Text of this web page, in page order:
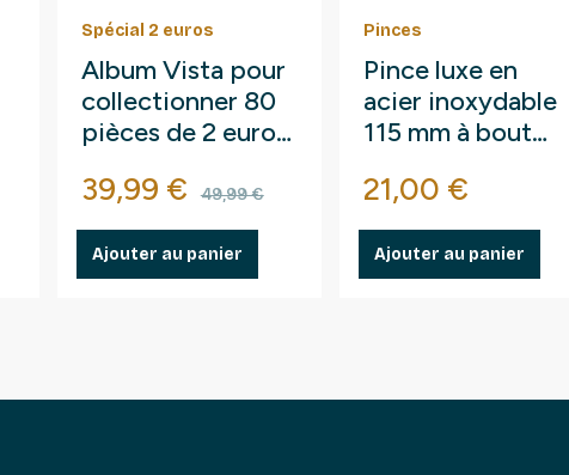
Spécial 2 euros
Album Vista pour
collectionner 80
pièces de 2 euros
Prix
39,99 € Prix de base
49,99 €
Ajouter au panier
Pinces
Pince luxe en
acier inoxydable
115 mm à bout
Prix
21,00 €
Ajouter au panier